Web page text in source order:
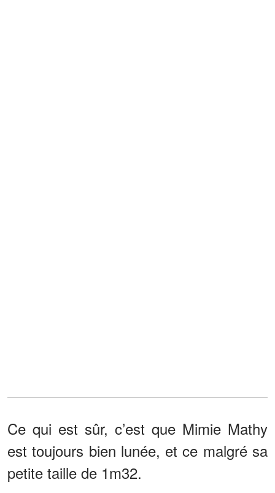
Ce qui est sûr, c’est que Mimie Mathy
est toujours bien lunée, et ce malgré sa
petite taille de 1m32.